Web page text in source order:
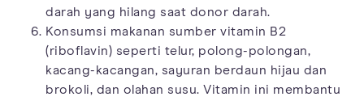
darah yang hilang saat donor darah.
Konsumsi makanan sumber vitamin B2
(riboflavin) seperti telur, polong-polongan,
kacang-kacangan, sayuran berdaun hijau dan
brokoli, dan olahan susu. Vitamin ini membantu